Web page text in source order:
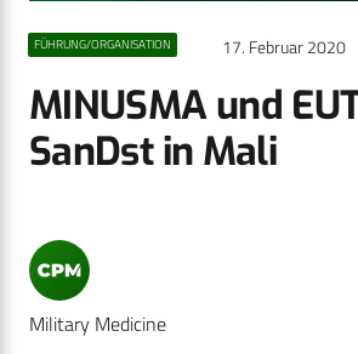
FÜHRUNG/ORGANISATION 17. Februar 2020
MINUSMA und
SanDst in Mali
Military Medicine